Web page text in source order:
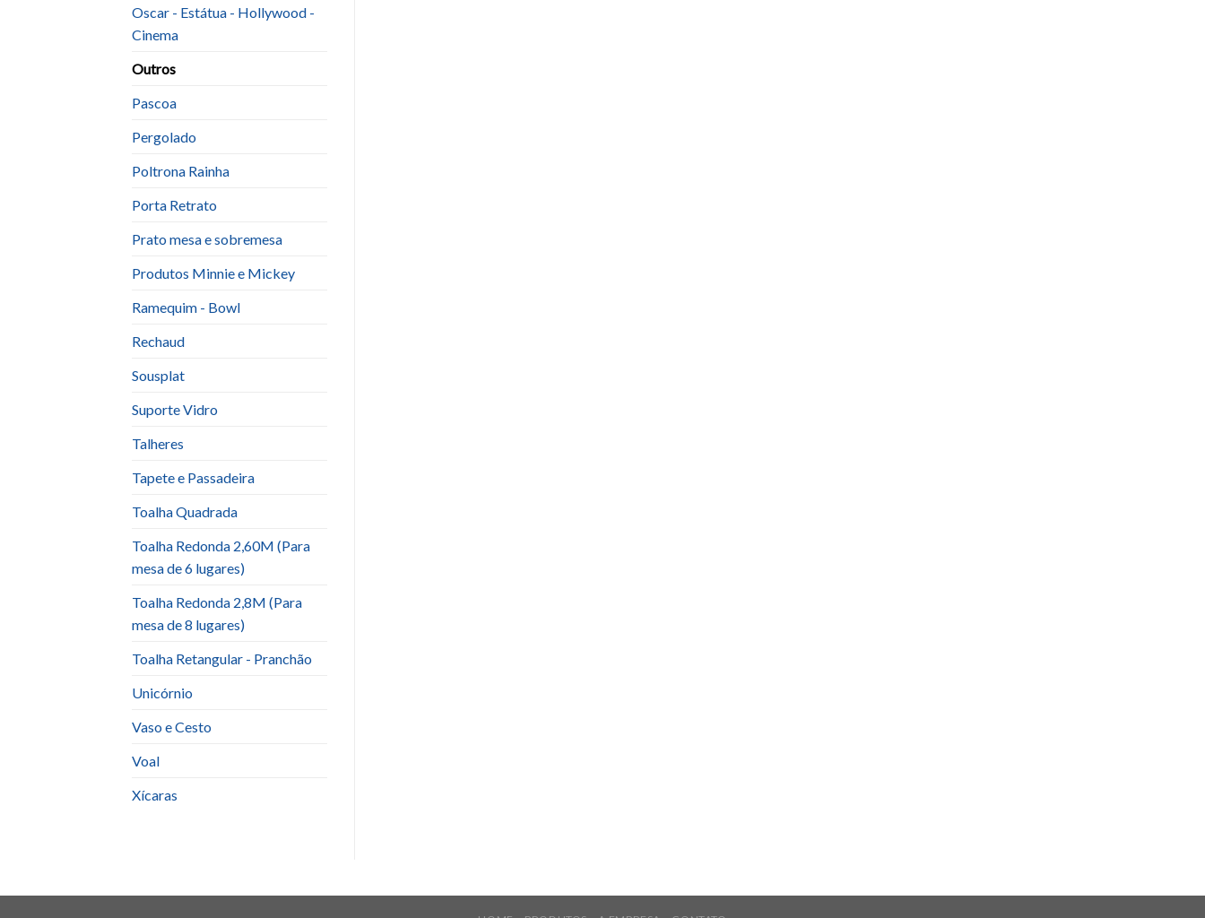
Oscar - Estátua - Hollywood -
Cinema
Outros
Pascoa
Pergolado
Poltrona Rainha
Porta Retrato
Prato mesa e sobremesa
Produtos Minnie e Mickey
Ramequim - Bowl
Rechaud
Sousplat
Suporte Vidro
Talheres
Tapete e Passadeira
Toalha Quadrada
Toalha Redonda 2,60M (Para
mesa de 6 lugares)
Toalha Redonda 2,8M (Para
mesa de 8 lugares)
Toalha Retangular - Pranchão
Unicórnio
Vaso e Cesto
Voal
Xícaras